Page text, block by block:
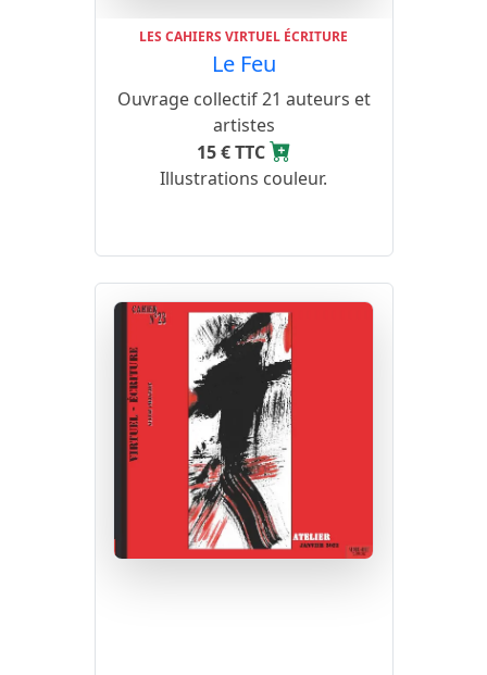
LES CAHIERS VIRTUEL ÉCRITURE
Le Feu
Ouvrage collectif 21 auteurs et
artistes
15 € TTC
Illustrations couleur.